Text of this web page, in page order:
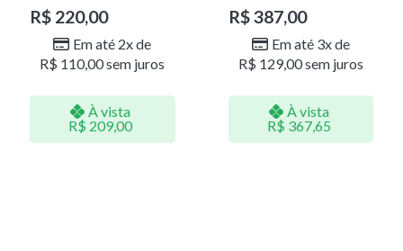
R$ 220,00
Em até 2x de
R$ 110,00sem juros
À vista
R$ 209,00
R$387,00
Em até 3x de
R$ 129,00sem juros
À vista
R$ 367,65